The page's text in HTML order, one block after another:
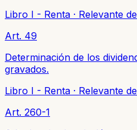
Libro I - Renta · Relevante
Art. 49
Determinación de los
gravados.
Libro I - Renta · Relevante
Art. 260-1